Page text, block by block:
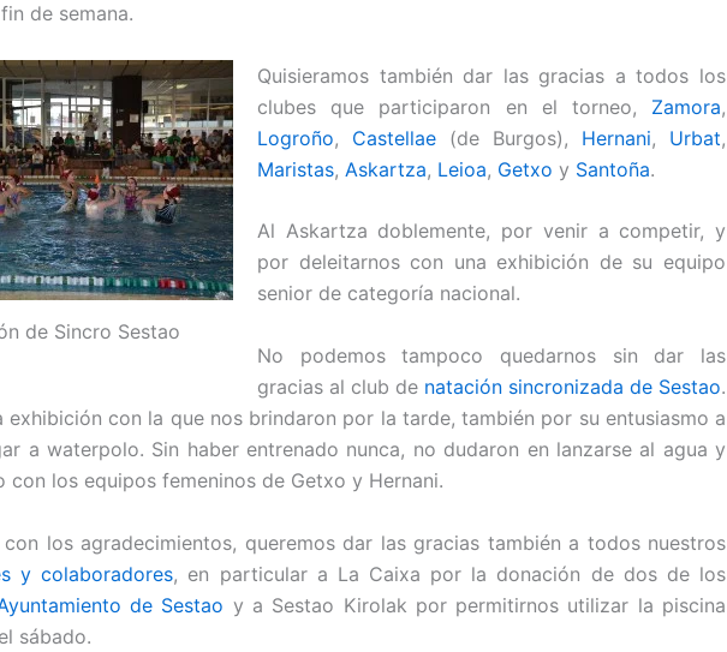
de semana.
de Sincro Sestao
Quisieramos también dar las gracias a todos los
clubes que participaron en el torneo, Zamora,
Logroño, Castellae (de Burgos), Hernani, Urbat,
Maristas, Askartza, Leioa, Getxo y Santoña.
Al Askartza doblemente, por venir a competir, y
por deleitarnos con una exhibición de su equipo
senior de categoría nacional.
No podemos tampoco quedarnos sin dar las
gracias al club de natación sincronizada de Sestao.
exhibición con la que nos brindaron por la tarde, también por su entusiasmo a
a waterpolo. Sin haber entrenado nunca, no dudaron en lanzarse al agua y
con los equipos femeninos de Getxo y Hernani.
con los agradecimientos, queremos dar las gracias también a todos nuestros
y colaboradores, en particular a La Caixa por la donación de dos de los
de Sestao y a Sestao Kirolak por permitirnos utilizar la piscina
sábado.